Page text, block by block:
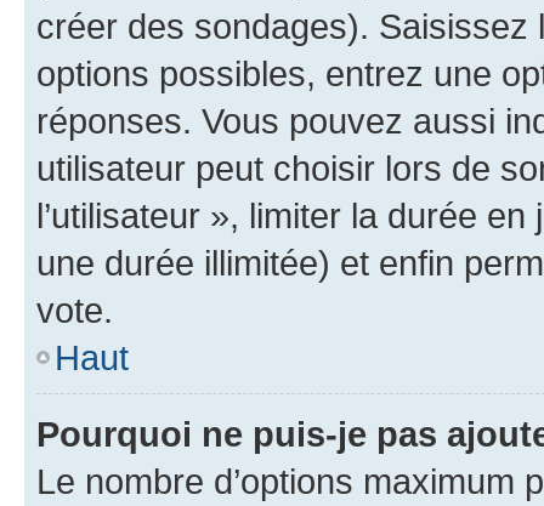
créer des sondages).
options possibles, entrez une
réponses. Vous pouvez aussi
utilisateur peut choisir lors de
l’utilisateur », limiter la durée
une durée illimitée) et enfin
vote.
Haut
Pourquoi ne puis-je pas
Le nombre d’options maximum